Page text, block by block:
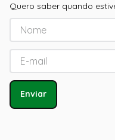
Quero saber quando
Enviar